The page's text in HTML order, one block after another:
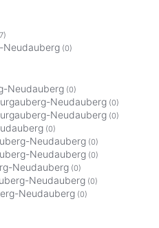
Neudauberg (0)
Neudauberg (0)
Neudauberg (0)
Neudauberg (0)
(0)
Neudauberg (0)
Neudauberg (0)
Neudauberg (0)
Neudauberg (0)
Neudauberg (0)